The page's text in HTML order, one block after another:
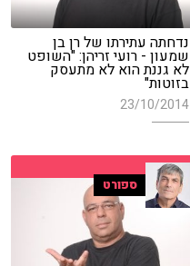
נדחתה עתירתו של רן בן
שמעון - רועי זריהן: "השופט
לא גננת הוא לא מתעסק
בזוטות"
23/10/2014
ספורט